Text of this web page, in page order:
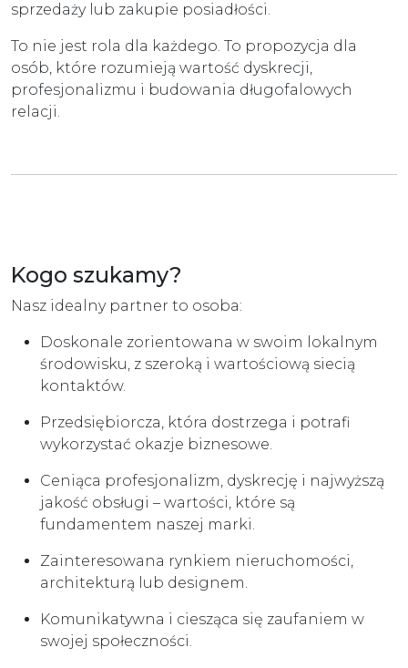
sprzedaży lub zakupie posiadłości.
To nie jest rola dla każdego. To propozycja dla
osób, które rozumieją wartość dyskrecji,
profesjonalizmu i budowania długofalowych
relacji.
Kogo szukamy?
Nasz idealny partner to osoba:
Doskonale zorientowana w swoim lokalnym
środowisku, z szeroką i wartościową siecią
kontaktów.
Przedsiębiorcza, która dostrzega i potrafi
wykorzystać okazje biznesowe.
Ceniąca profesjonalizm, dyskrecję i najwyższą
jakość obsługi – wartości, które są
fundamentem naszej marki.
Zainteresowana rynkiem nieruchomości,
architekturą lub designem.
Komunikatywna i ciesząca się zaufaniem w
swojej społeczności.